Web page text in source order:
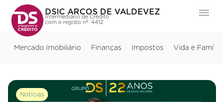
DSIC ARCOS DE VALDEVEZ
Intermediário de Crédito
com o registo nº. 4412
Mercado Imobiliário Finanças Impostos Vida e Família
Notícias